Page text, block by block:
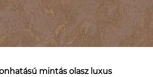
mintás olasz luxus